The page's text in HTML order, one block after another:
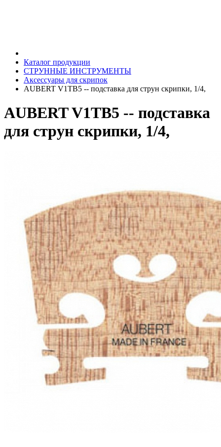
Каталог продукции
СТРУННЫЕ ИНСТРУМЕНТЫ
Аксессуары для скрипок
AUBERT V1TB5 -- подставка для струн скрипки, 1/4,
AUBERT V1TB5 -- подставка
для струн скрипки, 1/4,